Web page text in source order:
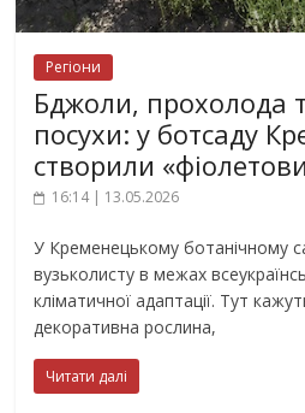
Регіони
Бджоли, прохолода
посухи: у ботсаду
створили
16:14 | 13.05.2026
У Кременецькому ботанічному
вузьколисту в межах
кліматичної адаптації. Тут
декоративна рослина,
Читати далі